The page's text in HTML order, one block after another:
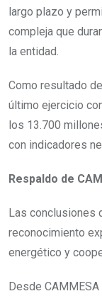
largo plazo y
compleja que
la entidad.
Como resultado
último ejercicio
los 13.700
con indicadores
Respaldo de
Las conclusiones
reconocimiento
energético y
Desde